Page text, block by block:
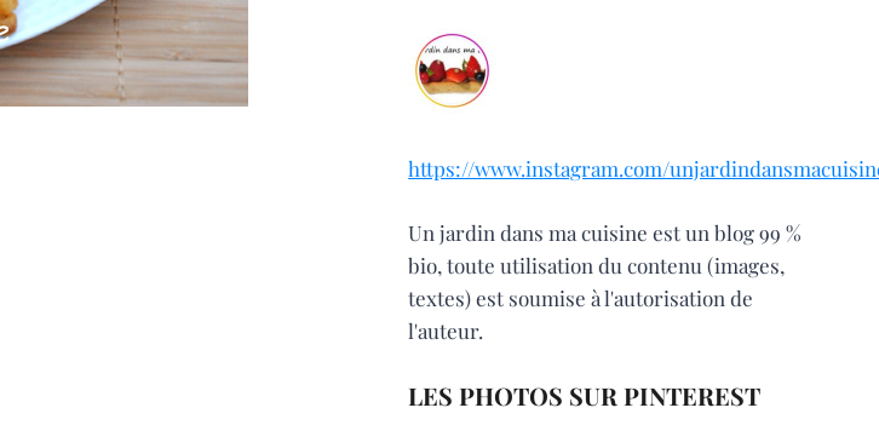
https://www.instagram.com/
Un jardin dans ma cuisine est un blog 99 %
bio, toute utilisation du contenu (images,
textes) est soumise à l'autorisation de
l'auteur.
LES PHOTOS SUR PINTEREST